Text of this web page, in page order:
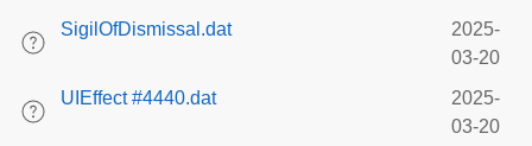
SigilOfDismissal.dat
2025-
03-20
UIEffect #4440.dat
2025-
03-20